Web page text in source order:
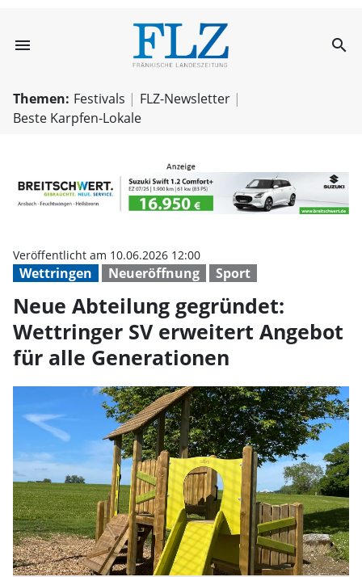
menu Neue Abteilung
search
Themen: Festivals
FLZ-Newsletter
Beste Karpfen-Lokale
Wettringen Neueröffnung Sport
Veröffentlicht am 10.06.2026 12:00
Neue Abteilung gegründet:
Wettringer SV erweitert Angebot
für alle Generationen